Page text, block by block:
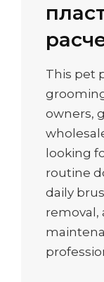
This pet
owners,
looking
routine
daily
removal,